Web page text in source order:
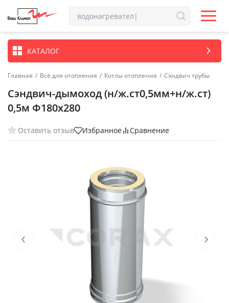
КАТАЛОГ
Главная / Всё для отопления / Котлы отопления / Сэндвич трубы
Сэндвич-дымоход (н/ж.ст0,5мм+н/ж.ст)
0,5м Ф180х280
Оставить отзыв Избранное Сравнение
‹ ›